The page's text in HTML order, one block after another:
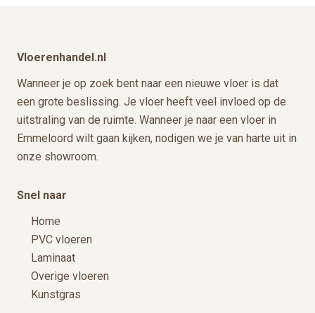
Vloerenhandel.nl
Wanneer je op zoek bent naar een nieuwe vloer is dat
een grote beslissing. Je vloer heeft veel invloed op de
uitstraling van de ruimte. Wanneer je naar een vloer in
Emmeloord wilt gaan kijken, nodigen we je van harte uit in
onze showroom.
Snel naar
Home
PVC vloeren
Laminaat
Overige vloeren
Kunstgras